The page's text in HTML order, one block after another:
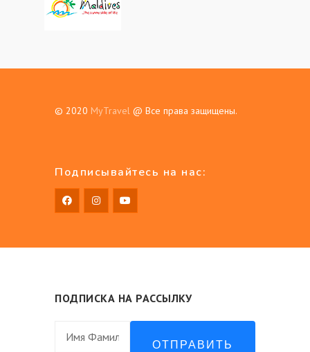
© 2020 MyTravel @ Все права защищены.
Подписывайтесь на нас:
ПОДПИСКА НА РАССЫЛКУ
ОТПРАВИТЬ